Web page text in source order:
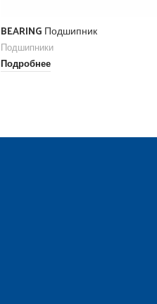
BEARING Подшипник
Подшипники
Подробнее